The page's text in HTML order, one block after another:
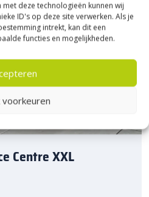
deze technologieën kunnen wij
ID's op deze site verwerken. Als je
intrekt, kan dit een
functies en mogelijkheden.
voorkeuren
Centre XXL